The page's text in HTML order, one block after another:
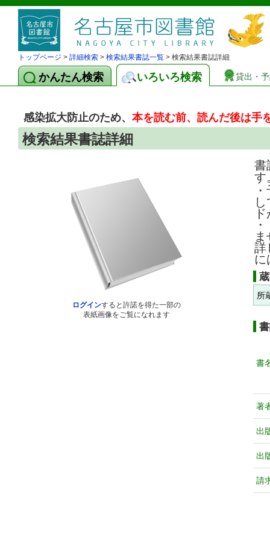
トップページ > 詳細検索 > 検索結果書誌一覧 > 検索結果書誌詳細
かんたん検索 いろいろ検索 貸出・
感染拡大防止のため、本を読む前、読んだ後は手
検索結果書誌詳細
ログインすると許諾を得た一部の
表紙画像をご覧になれます
書
す
詳
に
所
書
著
出
出
請